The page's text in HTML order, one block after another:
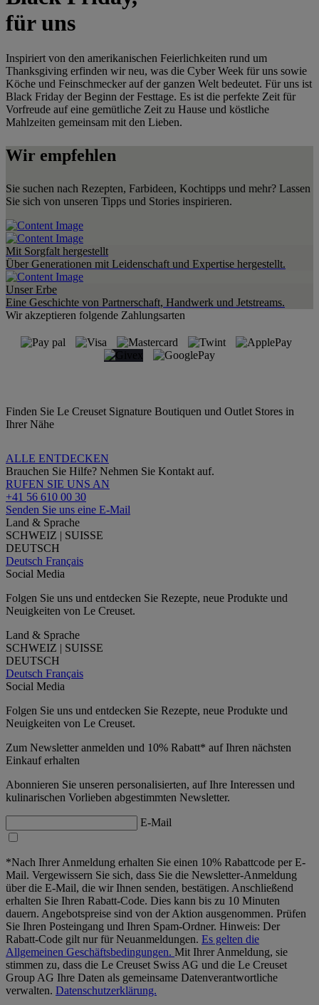
für uns
Inspiriert von den amerikanischen Feierlichkeiten rund um
Thanksgiving erfinden wir neu, was die Cyber Week für uns sowie
Köche und Feinschmecker auf der ganzen Welt bedeutet. Für uns ist
Black Friday der Beginn der Festtage. Es ist die perfekte Zeit für
Vorfreude auf eine gemütliche Zeit zu Hause und köstliche
Mahlzeiten gemeinsam mit den Lieben.
Wir empfehlen
Sie suchen nach Rezepten, Farbideen, Kochtipps und mehr? Lassen
Sie sich von unseren Tipps und Stories inspirieren.
Mit Sorgfalt hergestellt
Über Generationen mit Leidenschaft und Expertise hergestellt.
Unser Erbe
Eine Geschichte von Partnerschaft, Handwerk und Jetstreams.
Wir akzeptieren folgende Zahlungsarten
Finden Sie Le Creuset Signature Boutiquen und Outlet Stores in
Ihrer Nähe
ALLE ENTDECKEN
Brauchen Sie Hilfe? Nehmen Sie Kontakt auf.
RUFEN SIE UNS AN
+41 56 610 00 30
Senden Sie uns eine E-Mail
Land & Sprache
SCHWEIZ | SUISSE
DEUTSCH
Deutsch Français
Social Media
Folgen Sie uns und entdecken Sie Rezepte, neue Produkte und
Neuigkeiten von Le Creuset.
Land & Sprache
SCHWEIZ | SUISSE
DEUTSCH
Deutsch Français
Social Media
Folgen Sie uns und entdecken Sie Rezepte, neue Produkte und
Neuigkeiten von Le Creuset.
Zum Newsletter anmelden und 10% Rabatt* auf Ihren nächsten
Einkauf erhalten
Abonnieren Sie unseren personalisierten, auf Ihre Interessen und
kulinarischen Vorlieben abgestimmten Newsletter.
E-Mail
*Nach Ihrer Anmeldung erhalten Sie einen 10% Rabattcode per E-
Mail. Vergewissern Sie sich, dass Sie die Newsletter-Anmeldung
über die E-Mail, die wir Ihnen senden, bestätigen. Anschließend
erhalten Sie Ihren Rabatt-Code. Dies kann bis zu 10 Minuten
dauern. Angebotspreise sind von der Aktion ausgenommen. Prüfen
Sie Ihren Posteingang und Ihren Spam-Ordner. Hinweis: Der
Rabatt-Code gilt nur für Neuanmeldungen. Es gelten die
Allgemeinen Geschäftsbedingungen. Mit Ihrer Anmeldung, sie
stimmen zu, dass die Le Creuset Swiss AG und die Le Creuset
Group AG Ihre Daten als gemeinsame Datenverantwortliche
verwalten. Datenschutzerklärung.